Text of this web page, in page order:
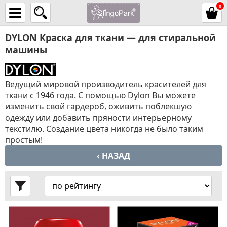
0
DYLON Краска для ткани — для стиральной
машины
Ведущий мировой производитель красителей для
ткани с 1946 года. С помощью Dylon Вы можете
изменить свой гардероб, оживить поблекшую
одежду или добавить пряности интерьерному
текстилю. Создание цвета никогда не было таким
простым!
‹ НАЗАД